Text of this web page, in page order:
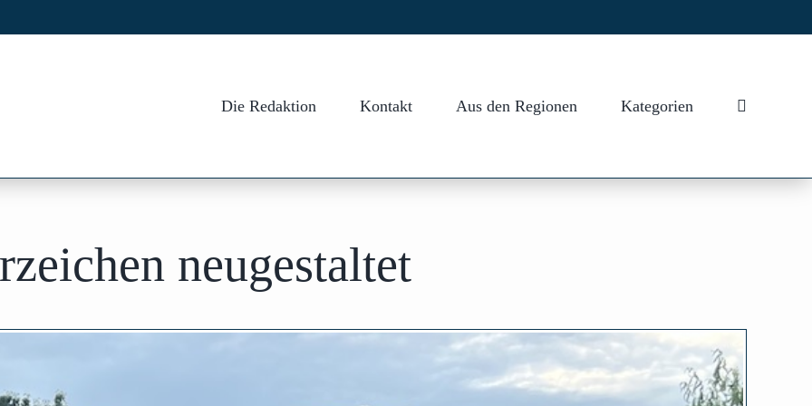
Die Redaktion Kontakt Aus den Regionen Kategorien
neugestaltet